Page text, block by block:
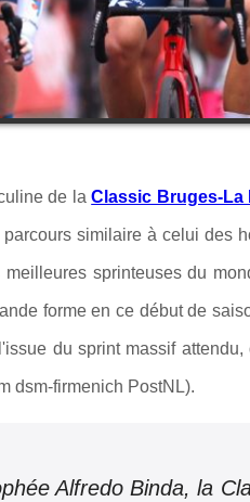
de laClassic Bruges-La
similaire à celui des
sprinteuses du
forme en ce début de
du sprint massif
dsm-firmenich PostNL).
Alfredo Binda, la